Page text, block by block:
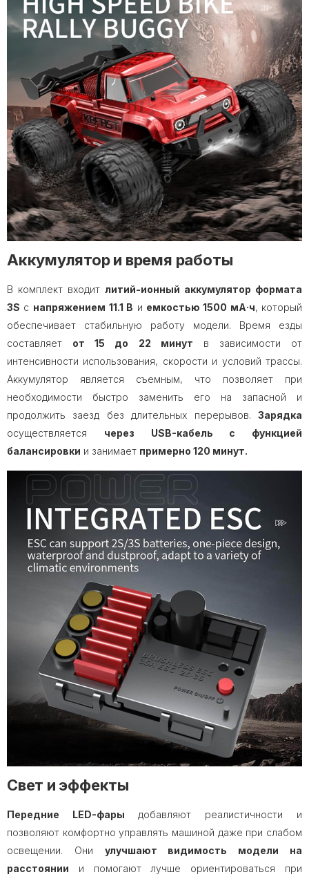
Аккумулятор и время работы
В комплект входит литий-ионный аккумулятор формата
3S с напряжением 11.1 В и емкостью 1500 мА·ч, который
обеспечивает стабильную работу модели. Время езды
составляет от 15 до 22 минут в зависимости от
интенсивности использования, скорости и условий трассы.
Аккумулятор является съемным, что позволяет при
необходимости быстро заменить его на запасной и
продолжить заезд без длительных перерывов. Зарядка
осуществляется через USB-кабель с функцией
балансировки и занимает примерно 120 минут.
Свет и эффекты
Передние LED-фары добавляют реалистичности и
позволяют комфортно управлять машиной даже при слабом
освещении. Они улучшают видимость модели на
расстоянии и помогают лучше ориентироваться при